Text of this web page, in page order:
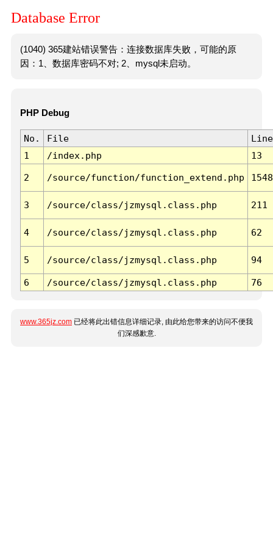
Database Error
(1040) 365建站错误警告：连接数据库失败，可能的原
因：1、数据库密码不对; 2、mysql未启动。
PHP Debug
No. File
Line
1
/index.php 13
2 /source/function/function_extend.php 1548
3 /source/class/jzmysql.class.php 211
4 /source/class/jzmysql.class.php 62
5 /source/class/jzmysql.class.php 94
6 /source/class/jzmysql.class.php 76
www.365jz.com 已经将此出错信息详细记录, 由此给您带来的访问不便我
们深感歉意.